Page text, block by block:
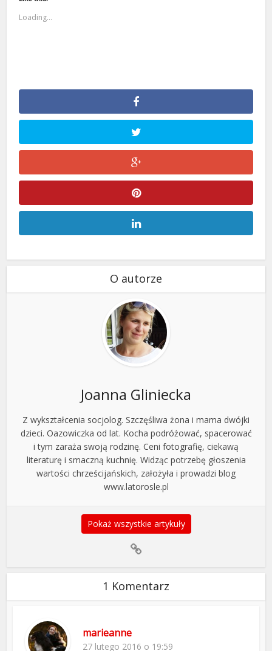
Loading...
O autorze
Joanna Gliniecka
Z wykształcenia socjolog. Szczęśliwa żona i mama dwójki
dzieci. Oazowiczka od lat. Kocha podróżować, spacerować
i tym zaraża swoją rodzinę. Ceni fotografię, ciekawą
literaturę i smaczną kuchnię. Widząc potrzebę głoszenia
wartości chrześcijańskich, założyła i prowadzi blog
www.latorosle.pl
Pokaż wszystkie artykuły
1 Komentarz
marieanne
27 lutego 2016 o 19:59